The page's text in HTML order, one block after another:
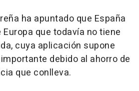
ha apuntado que España
que todavía no tiene
cuya aplicación supone
debido al ahorro de
que conlleva.